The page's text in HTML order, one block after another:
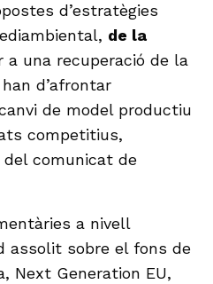
d’estratègies
de la
a una recuperació de la
han d’afrontar
de model productiu
competitius,
comunicat de
a nivell
assolit sobre el fons de
Next Generation EU,